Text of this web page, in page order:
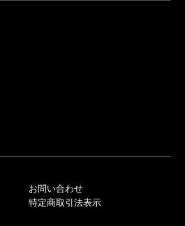
お問い合わせ
特定商取引法表示